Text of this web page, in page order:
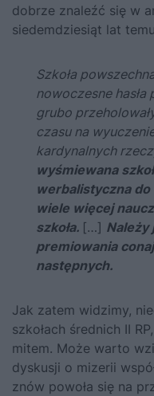
dobrze znaleźć się w
siedemdziesiąt lat
Szkoła
nowoczesne
grubo
czasu na
kardynalnych
wyśmiewana
werbalistyczna do
wiele więcej
szkoła. […] Należy
premiowania
następnych.
Jak zatem widzimy,
szkołach średnich II
mitem. Może warto
dyskusji o mizerii
znów powoła się na